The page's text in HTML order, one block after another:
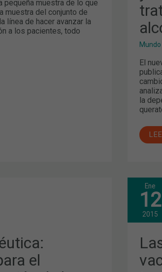
pequeña muestra de lo que
muestra del conjunto de
línea de hacer avanzar la
a los pacientes, todo
Mundo
El
la
DE
LA
el
Ene
12
2015
LAS
Y
EN